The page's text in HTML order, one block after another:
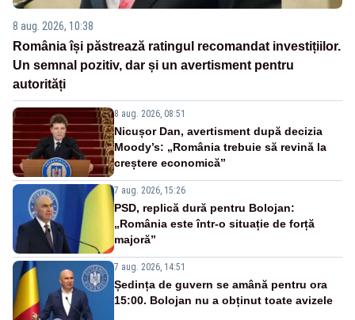
8 aug. 2026, 10:38
România își păstrează ratingul recomandat investițiilor.
Un semnal pozitiv, dar și un avertisment pentru
autorități
8 aug. 2026, 08:51
Nicușor Dan, avertisment după decizia
Moody’s: „România trebuie să revină la
creștere economică”
7 aug. 2026, 15:26
PSD, replică dură pentru Bolojan:
„România este într-o situație de forță
majoră”
7 aug. 2026, 14:51
Ședința de guvern se amână pentru ora
15:00. Bolojan nu a obținut toate avizele